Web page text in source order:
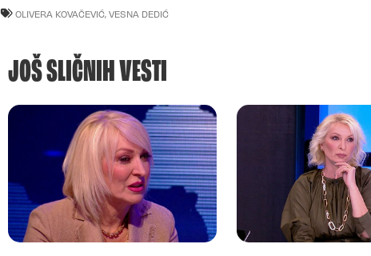
OLIVERA KOVAČEVIĆ VESNA DEDIĆ
JOŠ SLIČNIH VESTI